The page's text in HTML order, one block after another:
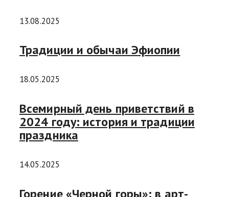
13.08.2025
Традиции и обычаи Эфиопии
18.05.2025
Всемирный день приветствий в
2024 году: история и традиции
праздника
14.05.2025
Горение «Черной горы»: в арт-